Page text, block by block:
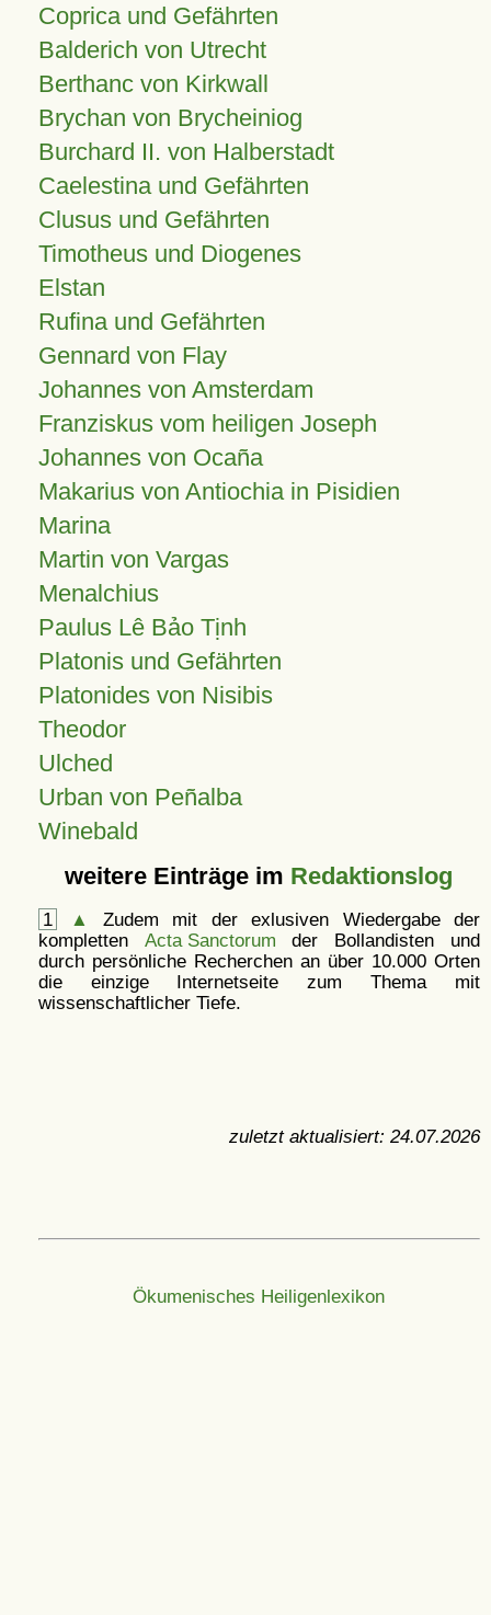
Coprica und Gefährten
Balderich von Utrecht
Berthanc von Kirkwall
Brychan von Brycheiniog
Burchard II. von Halberstadt
Caelestina und Gefährten
Clusus und Gefährten
Timotheus und Diogenes
Elstan
Rufina und Gefährten
Gennard von Flay
Johannes von Amsterdam
Franziskus vom heiligen Joseph
Johannes von Ocaña
Makarius von Antiochia in Pisidien
Marina
Martin von Vargas
Menalchius
Paulus Lê Bảo Tịnh
Platonis und Gefährten
Platonides von Nisibis
Theodor
Ulched
Urban von Peñalba
Winebald
weitere Einträge im Redaktionslog
1 ▲
Zudem mit der exlusiven Wiedergabe der
kompletten Acta Sanctorum der Bollandisten und
durch persönliche Recherchen an über 10.000 Orten
die einzige Internetseite zum Thema mit
wissenschaftlicher Tiefe.
zuletzt aktualisiert: 24.07.2026
Ökumenisches Heiligenlexikon